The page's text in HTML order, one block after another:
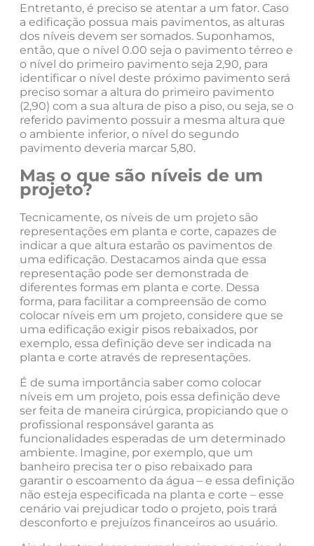
Entretanto, é preciso se atentar a um fator. Caso
a edificação possua mais pavimentos, as alturas
dos níveis devem ser somados. Suponhamos,
então, que o nível 0.00 seja o pavimento térreo e
o nível do primeiro pavimento seja 2,90, para
identificar o nível deste próximo pavimento será
preciso somar a altura do primeiro pavimento
(2,90) com a sua altura de piso a piso, ou seja, se o
referido pavimento possuir a mesma altura que
o ambiente inferior, o nível do segundo
pavimento deveria marcar 5,80.
Mas o que são níveis de um
projeto?
Tecnicamente, os níveis de um projeto são
representações em planta e corte, capazes de
indicar a que altura estarão os pavimentos de
uma edificação. Destacamos ainda que essa
representação pode ser demonstrada de
diferentes formas em planta e corte. Dessa
forma, para facilitar a compreensão de como
colocar níveis em um projeto, considere que se
uma edificação exigir pisos rebaixados, por
exemplo, essa definição deve ser indicada na
planta e corte através de representações.
É de suma importância saber como colocar
níveis em um projeto, pois essa definição deve
ser feita de maneira cirúrgica, propiciando que o
profissional responsável garanta as
funcionalidades esperadas de um determinado
ambiente. Imagine, por exemplo, que um
banheiro precisa ter o piso rebaixado para
garantir o escoamento da água – e essa definição
não esteja especificada na planta e corte – esse
cenário vai prejudicar todo o projeto, pois trará
desconforto e prejuízos financeiros ao usuário.